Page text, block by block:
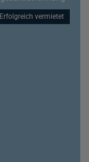
Erfolgreich vermietet